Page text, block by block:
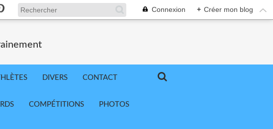
Connexion + Créer mon blog
DIVERS CONTACT
COMPÉTITIONS PHOTOS